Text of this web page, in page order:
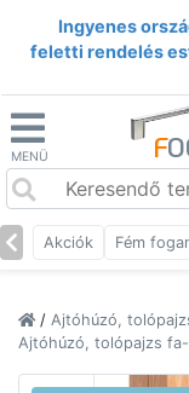
Ingyenes
feletti rendelés
MENÜ F
Akciók Fém
/ Ajtóhúzó,
Ajtóhúzó, tolópajzs